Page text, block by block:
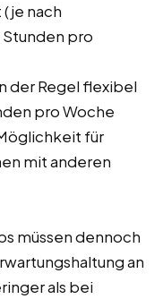
nach
pro
der Regel flexibel
pro Woche
für
mit anderen
müssen dennoch
an
als bei